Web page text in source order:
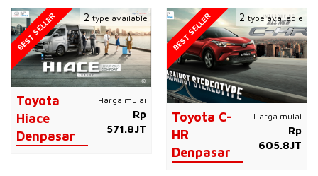
Toyota
Hiace
Denpasar
Harga mulai
Rp
571.8JT
BEST SELLER 2type available
Toyota C-
HR
Denpasar
Harga mulai
Rp
605.8JT
BEST SELLER 2 type available